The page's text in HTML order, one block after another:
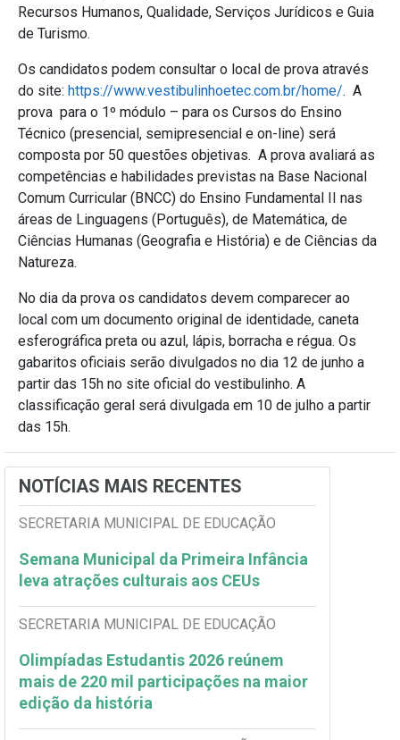
Recursos Humanos, Qualidade, Serviços Jurídicos e Guia
de Turismo.
Os candidatos podem consultar o local de prova através
do site: https://www.vestibulinhoetec.com.br/home/. A
prova para o 1º módulo – para os Cursos do Ensino
Técnico (presencial, semipresencial e on-line) será
composta por 50 questões objetivas. A prova avaliará as
competências e habilidades previstas na Base Nacional
Comum Curricular (BNCC) do Ensino Fundamental II nas
áreas de Linguagens (Português), de Matemática, de
Ciências Humanas (Geografia e História) e de Ciências da
Natureza.
No dia da prova os candidatos devem comparecer ao
local com um documento original de identidade, caneta
esferográfica preta ou azul, lápis, borracha e régua. Os
gabaritos oficiais serão divulgados no dia 12 de junho a
partir das 15h no site oficial do vestibulinho. A
classificação geral será divulgada em 10 de julho a partir
das 15h.
NOTÍCIAS MAIS RECENTES
SECRETARIA MUNICIPAL DE EDUCAÇÃO
Semana Municipal da Primeira Infância
leva atrações culturais aos CEUs
SECRETARIA MUNICIPAL DE EDUCAÇÃO
Olimpíadas Estudantis 2026 reúnem
mais de 220 mil participações na maior
edição da história